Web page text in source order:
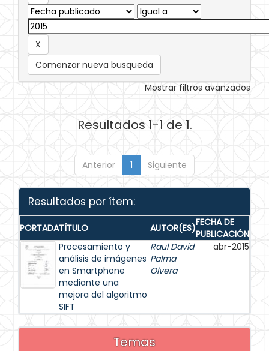
Comenzar nueva busqueda
Mostrar filtros avanzados
Resultados 1-1 de 1.
Anterior 1 Siguiente
Resultados por ítem:
PORTADATÍTULO AUTOR(ES)FECHA DE
PUBLICACIÓN
Procesamiento y
análisis de imágenes
en Smartphone
mediante una
mejora del algoritmo
SIFT
Raul David
Palma
Olvera
abr-2015
Temas